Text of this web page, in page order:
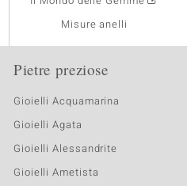
Misure anelli
Pietre preziose
Gioielli Acquamarina
Gioielli Agata
Gioielli Alessandrite
Gioielli Ametista